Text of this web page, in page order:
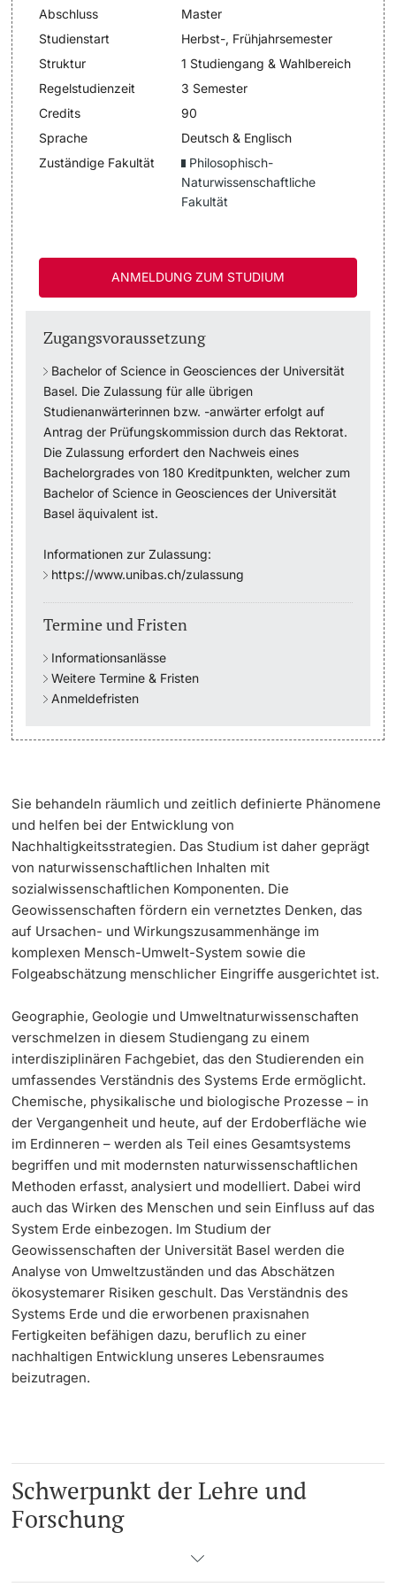
Dozierende
weitere Informationen
Termine & Fristen
Dokumente und Verifikation
Mobilität
Campus Stories
Student Life
Beratung & Support
Studienfachberatung
Studienberatung
Studienfinanzierung
Berufseinstieg & Laufbahnberatung
Soziales & Gesundheit
Militär- & Zivildienst
Inklusive Universität
Langes Studium
Lernen & Lehren
KI in Studium und Lehre
Digitales Lernen
Sprachenzentrum
Universitätsbibliothek Basel
Lernbörse
Lernräume
Abschluss
Master
Studienstart
Herbst-, Frühjahrsemester
Struktur
1 Studiengang & Wahlbereich
Regelstudienzeit
3 Semester
Credits
90
Sprache
Deutsch & Englisch
Zuständige Fakultät
Philosophisch-
Naturwissenschaftliche
Fakultät
ANMELDUNG ZUM STUDIUM
Zugangsvoraussetzung
Bachelor of Science in Geosciences der Universität
Basel. Die Zulassung für alle übrigen
Studienanwärterinnen bzw. -anwärter erfolgt auf
Antrag der Prüfungskommission durch das Rektorat.
Die Zulassung erfordert den Nachweis eines
Bachelorgrades von 180 Kreditpunkten, welcher zum
Bachelor of Science in Geosciences der Universität
Basel äquivalent ist.
Informationen zur Zulassung:
https://www.unibas.ch/zulassung
Termine und Fristen
Informationsanlässe
Weitere Termine & Fristen
Anmeldefristen
Sie behandeln räumlich und zeitlich definierte Phänomene
und helfen bei der Entwicklung von
Nachhaltigkeitsstrategien. Das Studium ist daher geprägt
von naturwissenschaftlichen Inhalten mit
sozialwissenschaftlichen Komponenten. Die
Geowissenschaften fördern ein vernetztes Denken, das
auf Ursachen- und Wirkungszusammenhänge im
komplexen Mensch-Umwelt-System sowie die
Folgeabschätzung menschlicher Eingriffe ausgerichtet ist.
Geographie, Geologie und Umweltnaturwissenschaften
verschmelzen in diesem Studiengang zu einem
interdisziplinären Fachgebiet, das den Studierenden ein
umfassendes Verständnis des Systems Erde ermöglicht.
Chemische, physikalische und biologische Prozesse – in
der Vergangenheit und heute, auf der Erdoberfläche wie
im Erdinneren – werden als Teil eines Gesamtsystems
begriffen und mit modernsten naturwissenschaftlichen
Methoden erfasst, analysiert und modelliert. Dabei wird
auch das Wirken des Menschen und sein Einfluss auf das
System Erde einbezogen. Im Studium der
Geowissenschaften der Universität Basel werden die
Analyse von Umweltzuständen und das Abschätzen
ökosystemarer Risiken geschult. Das Verständnis des
Systems Erde und die erworbenen praxisnahen
Fertigkeiten befähigen dazu, beruflich zu einer
nachhaltigen Entwicklung unseres Lebensraumes
beizutragen.
Schwerpunkt der Lehre und
Forschung